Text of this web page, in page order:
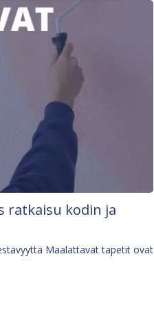
ratkaisu kodin ja
Maalattavat tapetit ovat